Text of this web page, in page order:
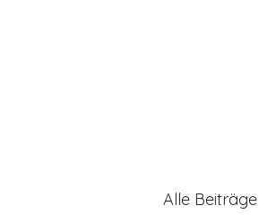
Alle Beiträge